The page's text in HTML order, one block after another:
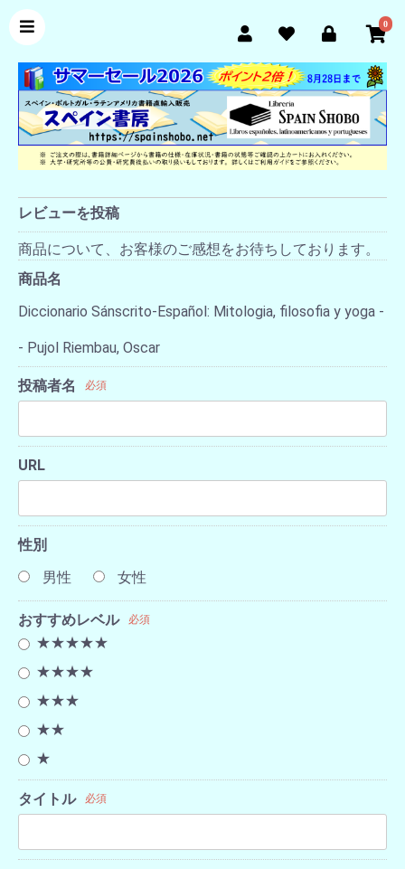
0
レビューを投稿
商品について、お客様のご感想をお待ちしております。
商品名
Diccionario Sánscrito-Español: Mitologia, filosofia y yoga -
- Pujol Riembau, Oscar
投稿者名 必須
URL
性別
男性
女性
おすすめレベル 必須
★★★★★
★★★★
★★★
★★
★
タイトル 必須